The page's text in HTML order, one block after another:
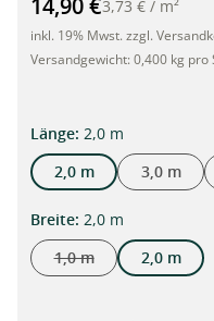
14,90 €3,73 € / m²
inkl. 19% Mwst. zzgl.
Versandgewicht: 0,400 kg pro
Längeauswählen
: 2,0 m
2,0 m
3,0 m
Breiteauswählen
: 2,0 m
1,0 m
(Diese Option ist
2,0 m